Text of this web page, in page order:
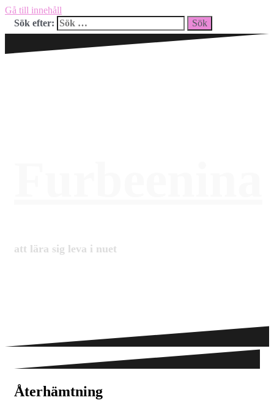
Gå till innehåll
Sök efter:
att lära sig leva i nuet
Återhämtning